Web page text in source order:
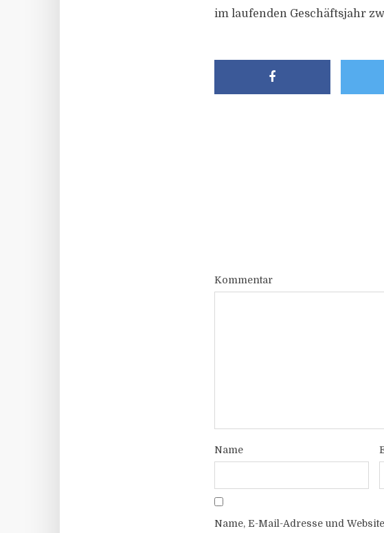
im laufenden Geschäftsjahr
Kommentar
Name
Name, E-Mail-Adresse und